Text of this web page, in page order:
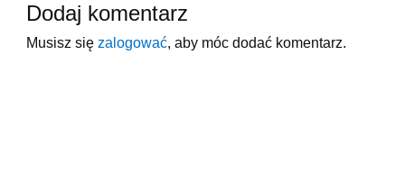
Dodaj komentarz
Musisz się zalogować , aby móc dodać komentarz.